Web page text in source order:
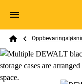
Search
Breadcrumb